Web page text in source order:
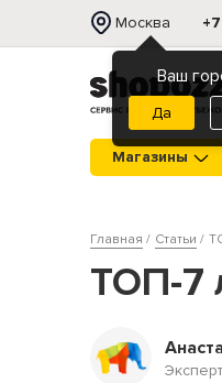
Москва
Ваш
Магазины
Главная Статьи
ТОП-7